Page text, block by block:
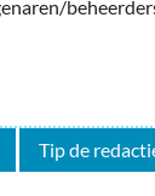
Tip de